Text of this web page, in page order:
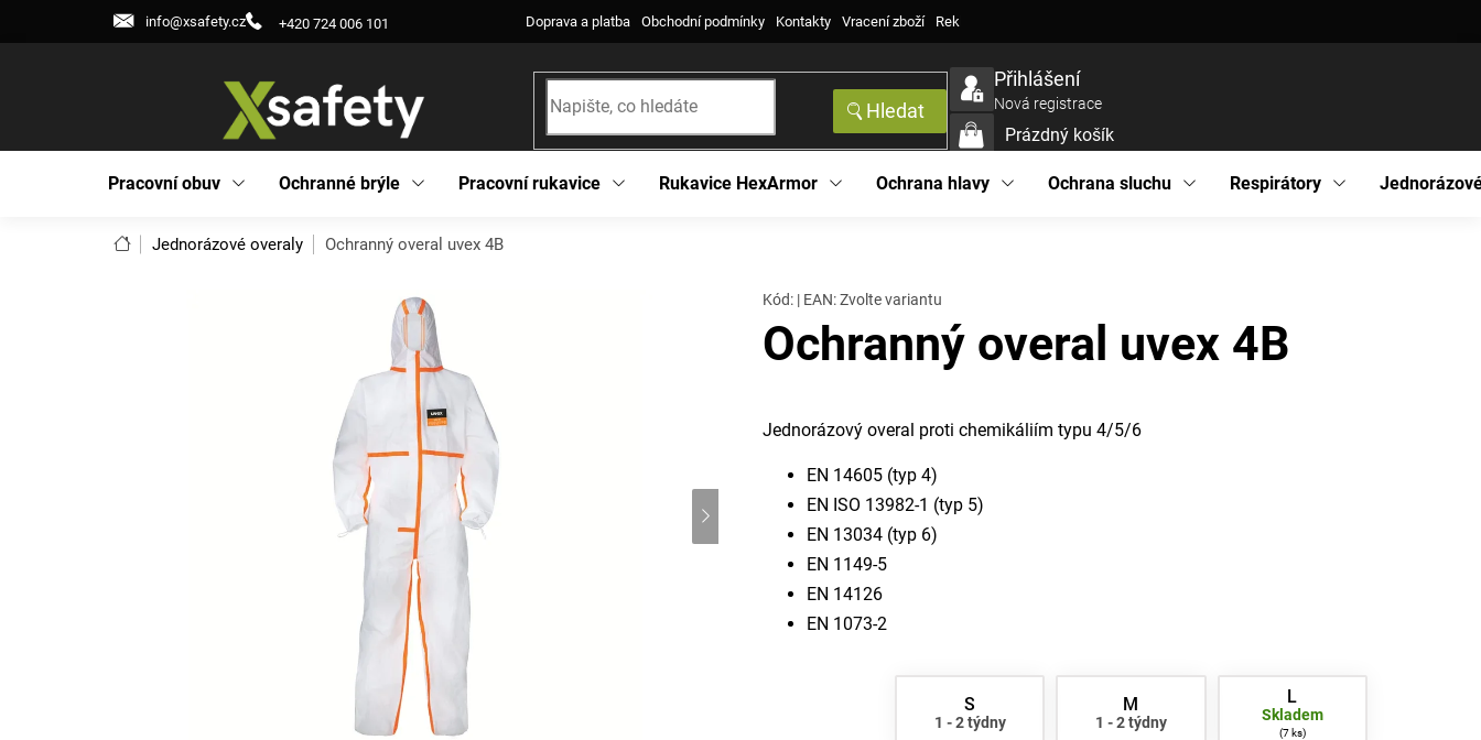
+420 724 006 101
info@xsafety.cz Doprava a platba Obchodní podmínky Kontakty Vracení zboží Reklamace zboží
Hledat
Přihlášení
Nová registrace
NÁKUPNÍ
KOŠÍK
Prázdný košík
Pracovní obuv Ochranné brýle Pracovní rukavice Rukavice HexArmor Ochrana hlavy Ochrana sluchu Respirátory
DomůJednorázové overaly Ochranný overal uvex 4B
Ochranný overal uvex 4B
Kód: | EAN:Zvolte variantu
Jednorázový overal proti chemikáliím typu 4/5/6
EN 14605 (typ 4)
EN ISO 13982-1 (typ 5)
EN 13034 (typ 6)
EN 1149-5
EN 14126
EN 1073-2
S
1 - 2 týdny
M
1 - 2 týdny
L
Skladem
7 ks